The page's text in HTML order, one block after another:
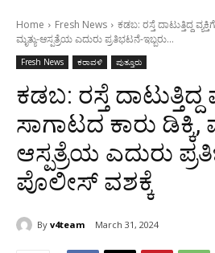
Home Fresh News
ಕಡಬ: ರಸ್ತೆ ದಾಟುತ್ತಿದ್ದ
ಮೃತ್ಯು-ಆಸ್ಪತ್ರೆಯ ಎದುರು ಪ್ರತಿಭಟನೆ-ಇಬ್ಬರು...
Fresh News ಕರಾವಳಿ ಪುತ್ತೂರು
ಕಡಬ: ರಸ್ತೆ ದಾಟುತ್ತಿದ್ದ
ಸಾಗಾಟದ ಕಾರು ಡಿಕ್ಕಿ,
ಆಸ್ಪತ್ರೆಯ ಎದುರು
ಪೊಲೀಸ್ ವಶಕ್ಕೆ
By v4team March 31, 2024